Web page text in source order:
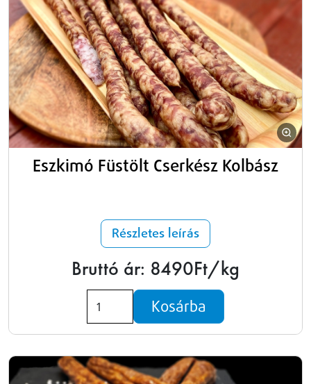
Eszkimó Füstölt Cserkész Kolbász
Részletes leírás
Bruttó ár: 8490Ft/kg
Kosárba